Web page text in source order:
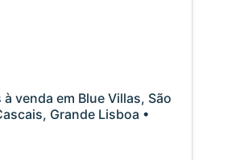
venda em Blue Villas, São
Grande Lisboa •